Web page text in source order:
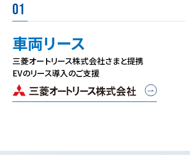
01
車両リース
三菱オートリース株式会社さまと提携
EVのリース導入のご支援